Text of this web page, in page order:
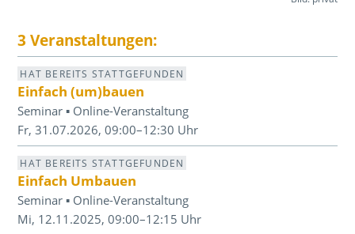
3 Veranstaltungen:
HAT BEREITS STATTGEFUNDEN
Einfach (um)bauen
Seminar ▪ Online-Veranstaltung
Fr, 31.07.2026, 09:00–12:30 Uhr
HAT BEREITS STATTGEFUNDEN
Einfach Umbauen
Seminar ▪ Online-Veranstaltung
Mi, 12.11.2025, 09:00–12:15 Uhr